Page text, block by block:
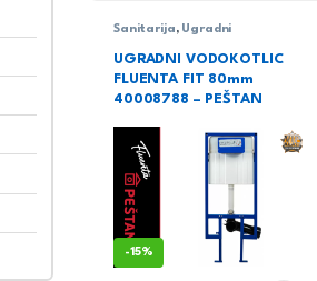
Sanitarija, Ugradni
UGRADNI VODOKOTLIC
FLUENTA FIT 80mm
40008788 – PEŠTAN
-15%